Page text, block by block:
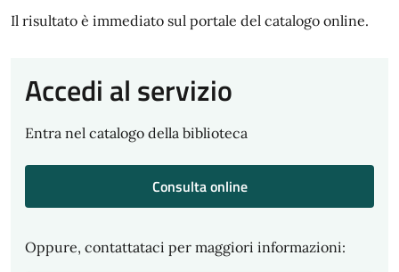
Il risultato è immediato sul portale del catalogo online.
Accedi al servizio
Entra nel catalogo della biblioteca
Consulta online
Oppure, contattataci per maggiori informazioni: